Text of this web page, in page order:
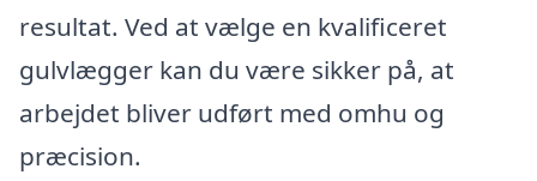
resultat. Ved at vælge en kvalificeret
gulvlægger kan du være sikker på, at
arbejdet bliver udført med omhu og
præcision.